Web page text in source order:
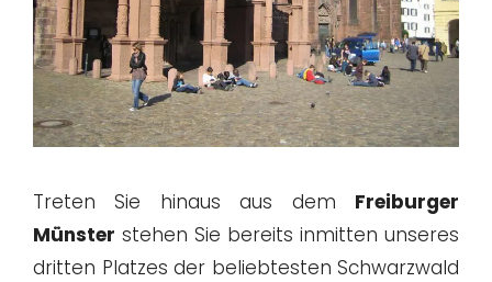
Treten Sie hinaus aus dem Freiburger
Münster stehen Sie bereits inmitten unseres
dritten Platzes der beliebtesten Schwarzwald